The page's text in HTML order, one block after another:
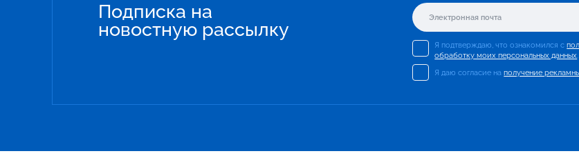
Подписка на
новостную рассылку
Я подтверждаю, что ознакомился с
обработку моих персональных данных
Я даю согласие наполучение